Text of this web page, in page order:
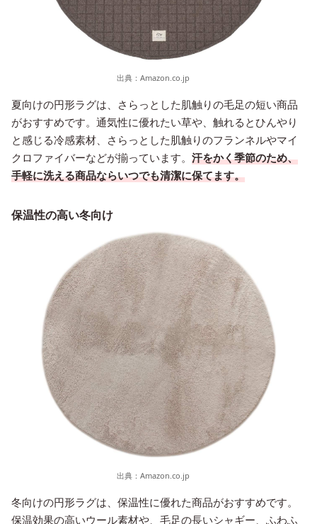
出典： Amazon.co.jp
夏向けの円形ラグは、さらっとした肌触りの毛足の短い商品
がおすすめです。通気性に優れたい草や、触れるとひんやり
と感じる冷感素材、さらっとした肌触りのフランネルやマイ
クロファイバーなどが揃っています。 汗をかく季節のため、
手軽に洗える商品ならいつでも清潔に保てます。
保温性の高い冬向け
出典： Amazon.co.jp
冬向けの円形ラグは、保温性に優れた商品がおすすめです。
保温効果の高いウール素材や、毛足の長いシャギー、ふわふ